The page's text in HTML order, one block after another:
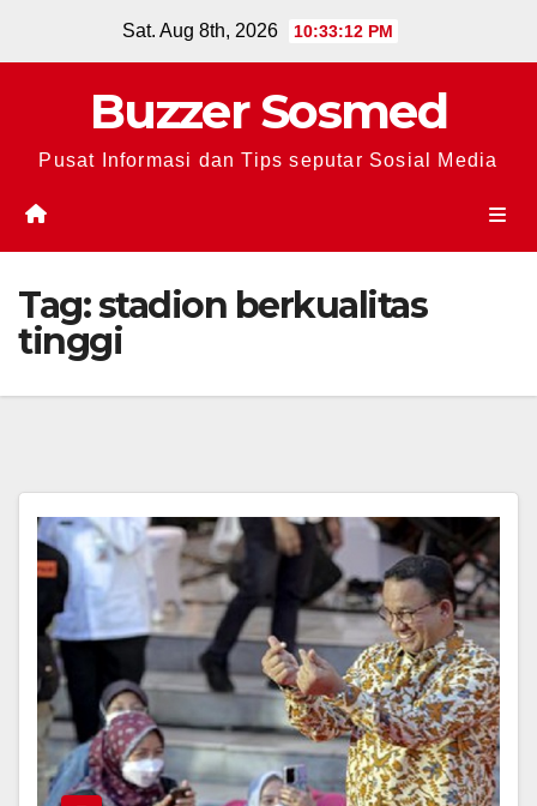
Sat. Aug 8th, 2026 10:33:13 PM
Buzzer Sosmed
Pusat Informasi dan Tips seputar Sosial Media
Tag:stadion berkualitas
tinggi